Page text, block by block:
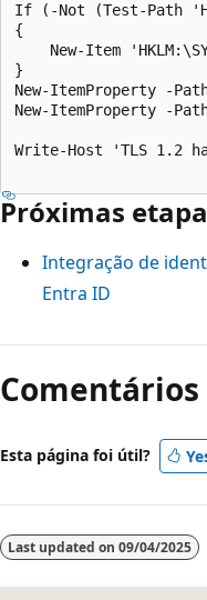
If (-Not (Test-Path
{
New-Item
}
New-ItemProperty -
New-ItemProperty -
Write-Host 'TLS 1.2
Próximas
Integração de
Entra ID
Comentários
Esta página foi útil?
Last updated on 09/04/2025